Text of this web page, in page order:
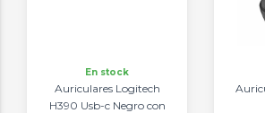
En stock
Auriculares Logitech
H390 Usb-c Negro con